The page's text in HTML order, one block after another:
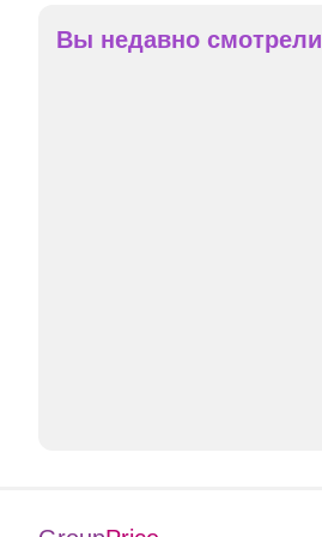
Вы недавно смотрели